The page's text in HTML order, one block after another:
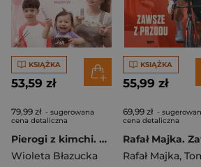
KSIĄŻKA
53,59 zł
79,99 zł - sugerowana
cena detaliczna
Pierogi z kimchi. Moje ulubione azjatyckie przepisy
Wioleta Błazucka
KSIĄŻKA
55,99 zł
69,99 zł -
cena detaliczna
Rafał Majka,